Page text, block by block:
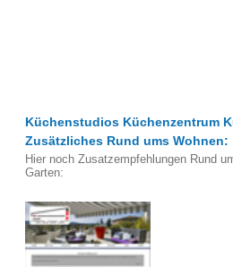
Küchenstudios Küchenzentrum
Zusätzliches Rund ums Wohnen:
Hier noch Zusatzempfehlungen Rund
Garten: